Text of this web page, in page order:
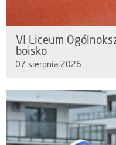
VI Liceum
boisko
07 sierpnia 2026